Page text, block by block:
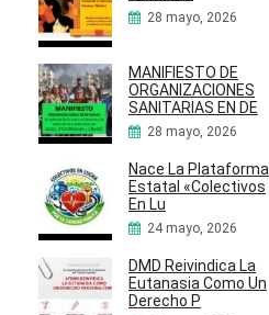
28 mayo, 2026
MANIFIESTO DE
ORGANIZACIONES
SANITARIAS EN DE
28 mayo, 2026
Nace La Plataforma
Estatal «Colectivos
En Lu
24 mayo, 2026
DMD Reivindica La
Eutanasia Como Un
Derecho P